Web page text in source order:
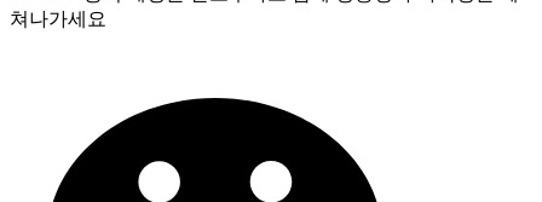
쳐나가세요